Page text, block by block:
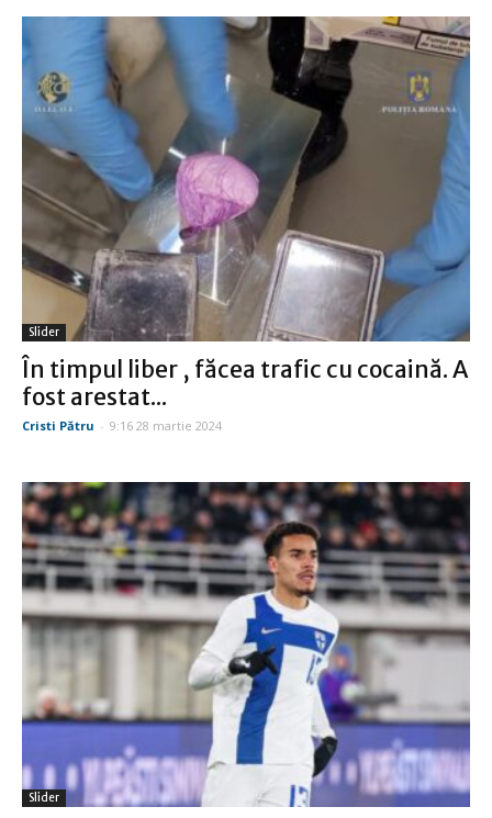
Slider
În timpul liber , făcea trafic cu cocaină. A
fost arestat...
Cristi Pătru - 9:16 28 martie 2024
Slider